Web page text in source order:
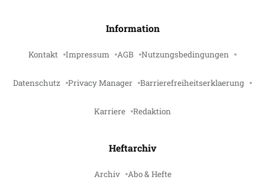
Information
Kontakt Impressum AGB Nutzungsbedingungen
Datenschutz Privacy Manager Barrierefreiheitserklaerung
Karriere Redaktion
Heftarchiv
Archiv Abo & Hefte